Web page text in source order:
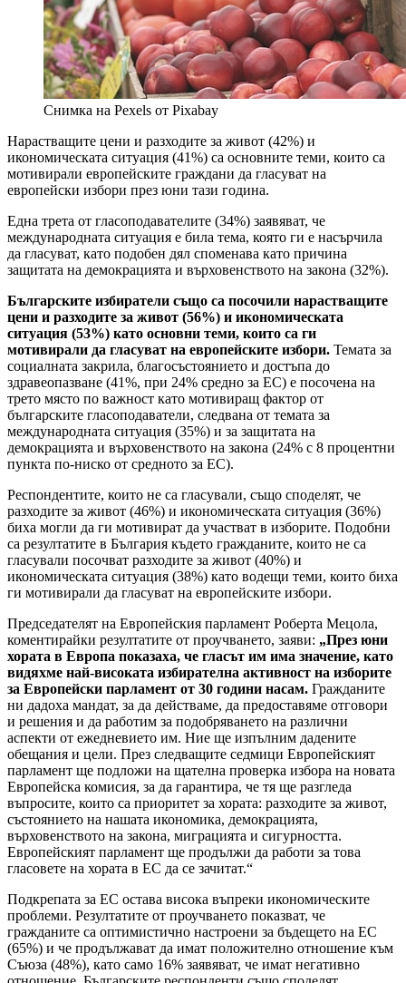
Снимка на Pexels от Pixabay
Нарастващите цени и разходите за живот (42%) и
икономическата ситуация (41%) са основните теми, които са
мотивирали европейските граждани да гласуват на
европейски избори през юни тази година.
Една трета от гласоподавателите (34%) заявяват, че
международната ситуация е била тема, която ги е насърчила
да гласуват, като подобен дял споменава като причина
защитата на демокрацията и върховенството на закона (32%).
Българските избиратели също са посочили нарастващите
цени и разходите за живот (56%) и икономическата
ситуация (53%) като основни теми, които са ги
мотивирали да гласуват на европейските избори. Темата за
социалната закрила, благосъстоянието и достъпа до
здравеопазване (41%, при 24% средно за ЕС) е посочена на
трето място по важност като мотивиращ фактор от
българските гласоподаватели, следвана от темата за
международната ситуация (35%) и за защитата на
демокрацията и върховенството на закона (24% с 8 процентни
пункта по-ниско от средното за ЕС).
Респондентите, които не са гласували, също споделят, че
разходите за живот (46%) и икономическата ситуация (36%)
биха могли да ги мотивират да участват в изборите. Подобни
са резултатите в България където гражданите, които не са
гласували посочват разходите за живот (40%) и
икономическата ситуация (38%) като водещи теми, които биха
ги мотивирали да гласуват на европейските избори.
Председателят на Европейския парламент Роберта Мецола,
коментирайки резултатите от проучването, заяви: „През юни
хората в Европа показаха, че гласът им има значение, като
видяхме най-високата избирателна активност на изборите
за Европейски парламент от 30 години насам. Гражданите
ни дадоха мандат, за да действаме, да предоставяме отговори
и решения и да работим за подобряването на различни
аспекти от ежедневието им. Ние ще изпълним дадените
обещания и цели. През следващите седмици Европейският
парламент ще подложи на щателна проверка избора на новата
Европейска комисия, за да гарантира, че тя ще разгледа
въпросите, които са приоритет за хората: разходите за живот,
състоянието на нашата икономика, демокрацията,
върховенството на закона, миграцията и сигурността.
Европейският парламент ще продължи да работи за това
гласовете на хората в ЕС да се зачитат.“
Подкрепата за ЕС остава висока въпреки икономическите
проблеми. Резултатите от проучването показват, че
гражданите са оптимистично настроени за бъдещето на ЕС
(65%) и че продължават да имат положително отношение към
Съюза (48%), като само 16% заявяват, че имат негативно